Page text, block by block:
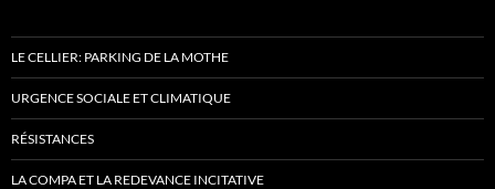
LE CELLIER: PARKING DE LA MOTHE
URGENCE SOCIALE ET CLIMATIQUE
RÉSISTANCES
LA COMPA ET LA REDEVANCE INCITATIVE